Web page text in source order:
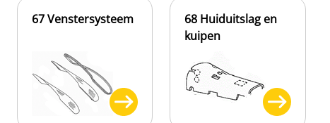
67 Venstersysteem
68 Huiduitslag en
kuipen